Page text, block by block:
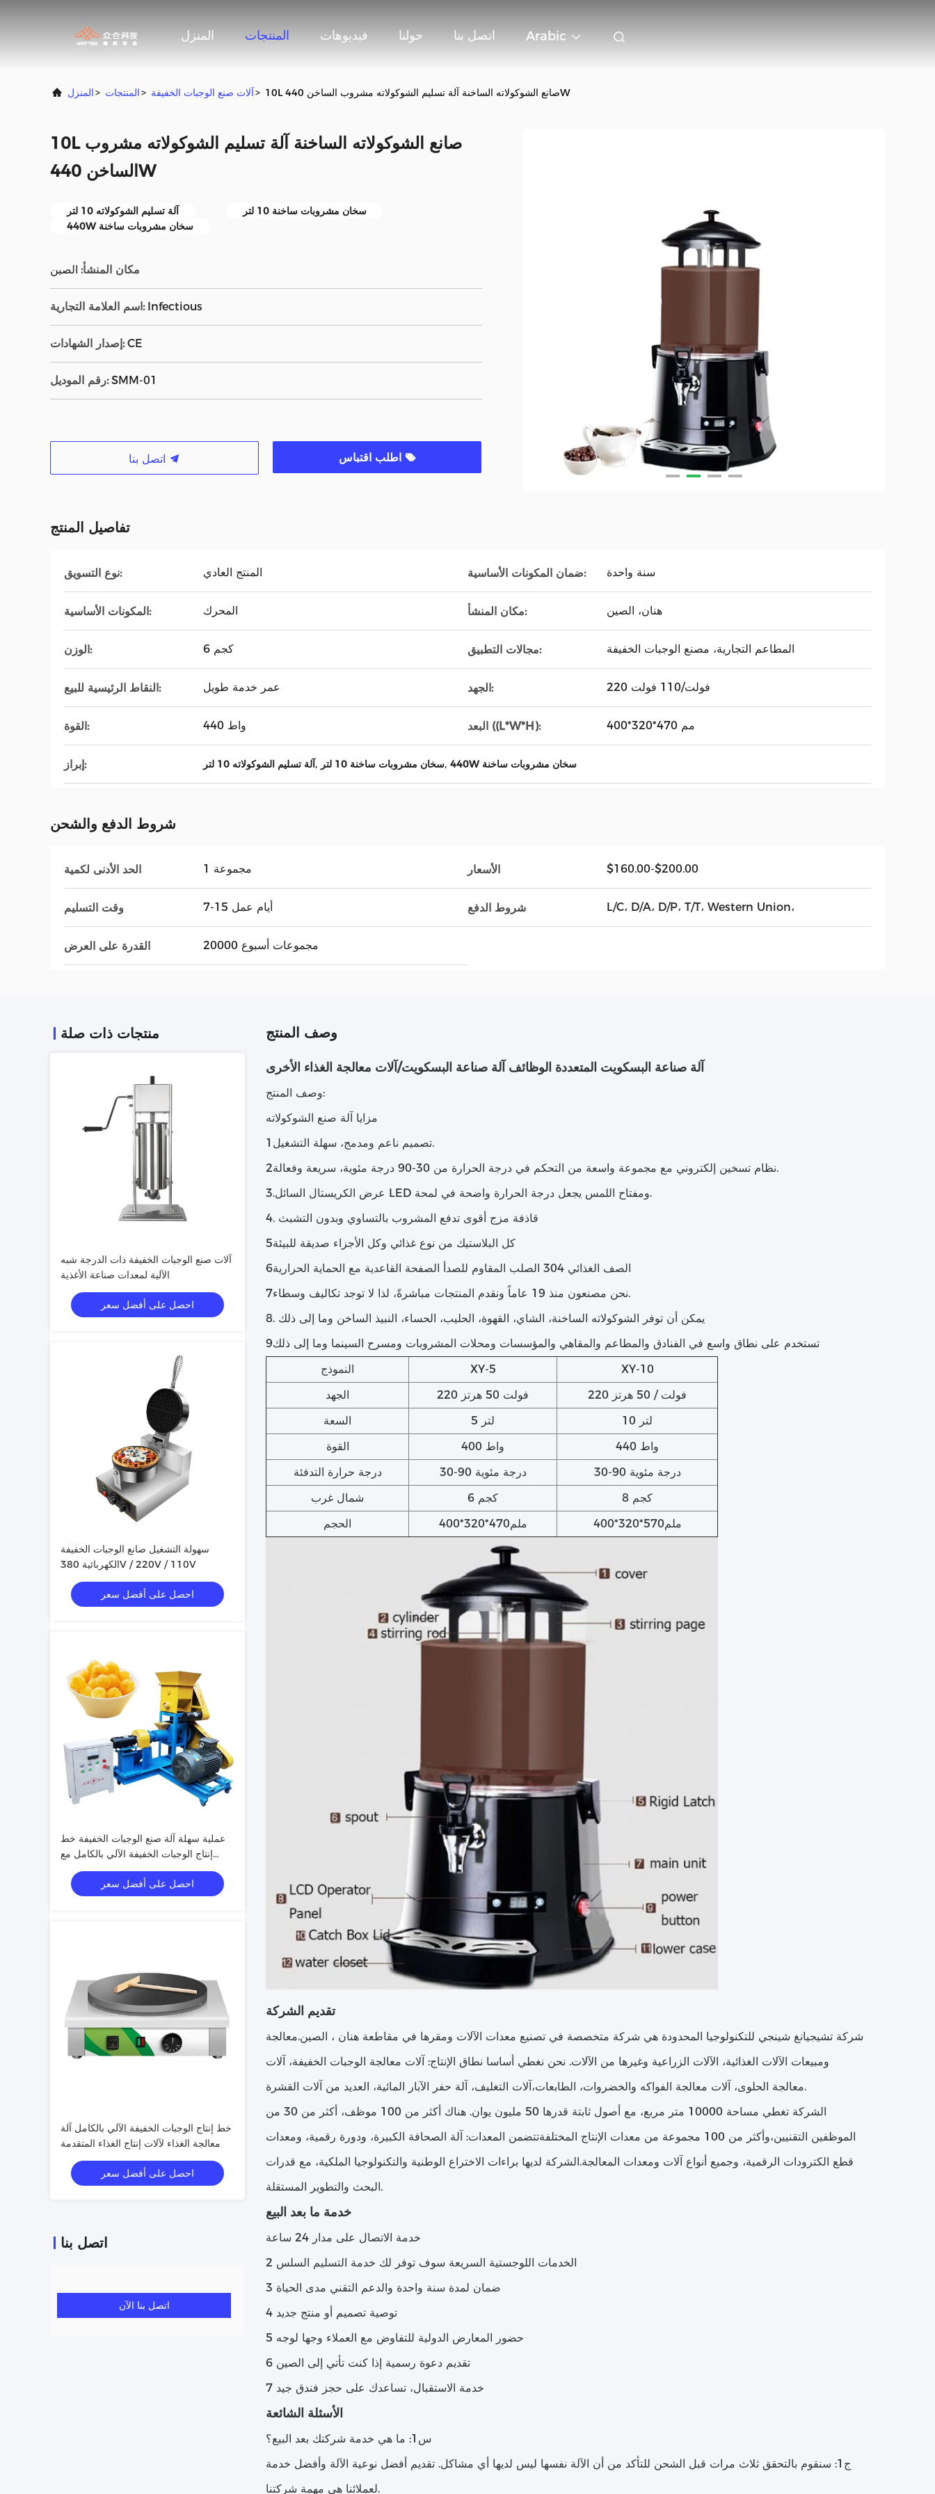
المنزل المنتجات فيديوهات حولنا اتصل بنا Arabic
المنزل> المنتجات> آلات صنع الوجبات الخفيفة> 10L صانع الشوكولاته الساخنة آلة تسليم الشوكولاته مشروب الساخن 440W
10L صانع الشوكولاته الساخنة آلة تسليم الشوكولاته مشروب
الساخن 440W
آلة تسليم الشوكولاته 10 لتر
سخان مشروبات ساخنة 10 لتر
440W سخان مشروبات ساخنة
مكان المنشأ: الصين
اسم العلامة التجارية: Infectious
إصدار الشهادات: CE
رقم الموديل: SMM-01
اطلب اقتباس
تفاصيل المنتج
نوع التسويق: المنتج العادي ضمان المكونات الأساسية: سنة واحدة
المكونات الأساسية: المحرك مكان المنشأ: هنان، الصين
الوزن: 6 كجم مجالات التطبيق: المطاعم التجارية، مصنع الوجبات الخفيفة
النقاط الرئيسية للبيع: عمر خدمة طويل الجهد: 220 فولت/110 فولت
القوة: 440 واط البعد ((L*W*H): 400*320*470 مم
إبراز: آلة تسليم الشوكولاته 10 لتر, سخان مشروبات ساخنة 10 لتر, 440W سخان مشروبات ساخنة
شروط الدفع والشحن
الحد الأدنى لكمية 1 مجموعة الأسعار $160.00-$200.00
وقت التسليم 7-15 أيام عمل شروط الدفع L/C، D/A، D/P، T/T، Western Union،
القدرة على العرض 20000 مجموعات أسبوع
منتجات ذات صلة
آلات صنع الوجبات الخفيفة ذات الدرجة شبه
الآلية لمعدات صناعة الأغذية
احصل على أفضل سعر
سهولة التشغيل صانع الوجبات الخفيفة
الكهربائية 380V / 220V / 110V
احصل على أفضل سعر
عملية سهلة آلة صنع الوجبات الخفيفة خط
إنتاج الوجبات الخفيفة الآلي بالكامل مع
ملصق طلاء ملون مخصص
احصل على أفضل سعر
خط إنتاج الوجبات الخفيفة الآلي بالكامل آلة
معالجة الغذاء لآلات إنتاج الغذاء المتقدمة
احصل على أفضل سعر
اتصل بنا
اتصل بنا الآن
وصف المنتج
آلة صناعة البسكويت المتعددة الوظائف آلة صناعة البسكويت/آلات معالجة الغذاء الأخرى
وصف المنتج:
مزايا آلة صنع الشوكولاته
1تصميم ناعم ومدمج، سهلة التشغيل.
2نظام تسخين إلكتروني مع مجموعة واسعة من التحكم في درجة الحرارة من 30-90 درجة مئوية، سريعة وفعالة.
3.عرض الكريستال السائل LED ومفتاح اللمس يجعل درجة الحرارة واضحة في لمحة.
4. قاذفة مزج أقوى تدفع المشروب بالتساوي وبدون التشبث
5كل البلاستيك من نوع غذائي وكل الأجزاء صديقة للبيئة
6الصف الغذائي 304 الصلب المقاوم للصدأ الصفحة القاعدية مع الحماية الحرارية
7نحن مصنعون منذ 19 عاماً ونقدم المنتجات مباشرةً، لذا لا توجد تكاليف وسطاء.
8. يمكن أن توفر الشوكولاته الساخنة، الشاي، القهوة، الحليب، الحساء، النبيذ الساخن وما إلى ذلك
9تستخدم على نطاق واسع في الفنادق والمطاعم والمقاهي والمؤسسات ومحلات المشروبات ومسرح السينما وما إلى ذلك
النموذج
XY-5
XY-10
الجهد
220 فولت 50 هرتز
220 فولت / 50 هرتز
السعة
5 لتر
10 لتر
القوة
400 واط
440 واط
درجة حرارة التدفئة
30-90 درجة مئوية
30-90 درجة مئوية
شمال غرب
6 كجم
8 كجم
الحجم
400*320*470ملم 400*320*570ملم
تقديم الشركة
شركة تشيجيانغ شينجي للتكنولوجيا المحدودة هي شركة متخصصة في تصنيع معدات الآلات ومقرها في مقاطعة هنان ، الصين.معالجة
ومبيعات الآلات الغذائية، الآلات الزراعية وغيرها من الآلات. نحن نغطي أساسا نطاق الإنتاج: آلات معالجة الوجبات الخفيفة، آلات
معالجة الحلوى، آلات معالجة الفواكه والخضروات، الطابعات،آلات التغليف، آلة حفر الآبار المائية، العديد من آلات القشرة.
الشركة تغطي مساحة 10000 متر مربع، مع أصول ثابتة قدرها 50 مليون يوان. هناك أكثر من 100 موظف، أكثر من 30 من
الموظفين التقنيين،وأكثر من 100 مجموعة من معدات الإنتاج المختلفةتتضمن المعدات: آلة الصحافة الكبيرة، ودورة رقمية، ومعدات
قطع الكترودات الرقمية، وجميع أنواع آلات ومعدات المعالجة.الشركة لديها براءات الاختراع الوطنية والتكنولوجيا الملكية، مع قدرات
البحث والتطوير المستقلة.
خدمة ما بعد البيع
خدمة الاتصال على مدار 24 ساعة
2 الخدمات اللوجستية السريعة سوف توفر لك خدمة التسليم السلس
3 ضمان لمدة سنة واحدة والدعم التقني مدى الحياة
4 توصية تصميم أو منتج جديد
5 حضور المعارض الدولية للتفاوض مع العملاء وجها لوجه
6 تقديم دعوة رسمية إذا كنت تأتي إلى الصين
7 خدمة الاستقبال، تساعدك على حجز فندق جيد
الأسئلة الشائعة
س1: ما هي خدمة شركتك بعد البيع؟
ج1: سنقوم بالتحقق ثلاث مرات قبل الشحن للتأكد من أن الآلة نفسها ليس لديها أي مشاكل. تقديم أفضل نوعية الآلة وأفضل خدمة
لعملائنا هي مهمة شركتنا.